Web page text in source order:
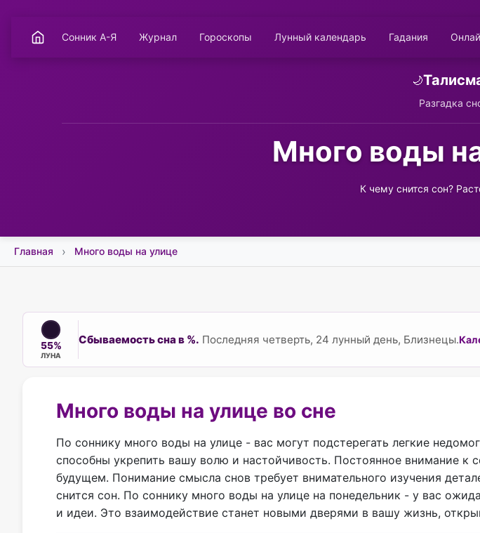
Сонник А-Я Журнал Гороскопы Лунный календарь Гадания
🌙
Разгадка
Много воды
К чему снится сон?
Главная Много воды на улице
55%
ЛУНА
Сбываемость сна в %. Последняя четверть, 24 лунный день, Близнецы.
Много воды на улице во сне
По соннику много воды на улице - вас могут подстерегать легкие
способны укрепить вашу волю и настойчивость. Постоянное внимание к
будущем. Понимание смысла снов требует внимательного изучения
снится сон. По соннику много воды на улице на понедельник - у вас
и идеи. Это взаимодействие станет новыми дверями в вашу жизнь,